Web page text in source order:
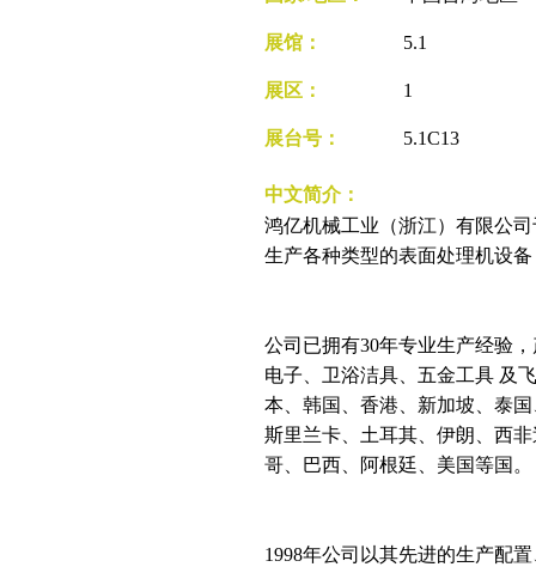
展馆： 5.1
展区： 1
展台号： 5.1C13
中文简介：
鸿亿机械工业（浙江）有限公
生产各种类型的表面处理机设
公司已拥有30年专业生产经验
电子、卫浴洁具、五金工具 及
本、韩国、香港、新加坡、泰
斯里兰卡、土耳其、伊朗、西
哥、巴西、阿根廷、美国等国。
1998年公司以其先进的生产配